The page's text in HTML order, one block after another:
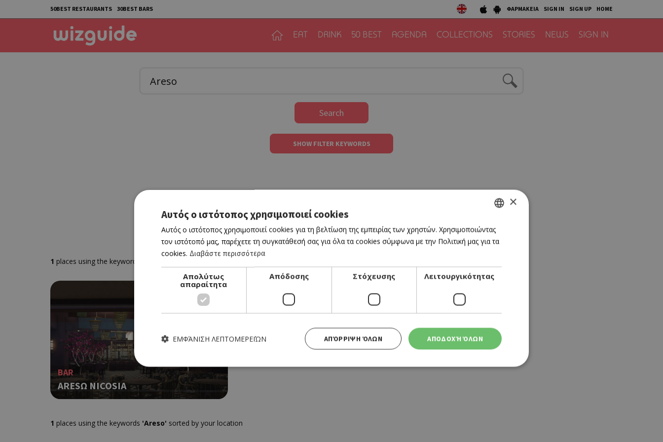
50BEST RESTAURANTS 30BEST BARS ΦΑΡΜΑΚΕΙΑ SIGN IN SIGN UP HOME
EAT DRINK 50 BEST AGENDA COLLECTIONS STORIES NEWS SIGN IN
Search
SHOW FILTER KEYWORDS
1 places using the keywords
BAR
ARESΩ NICOSIA
1 places using the keywords 'Areso' sorted by your location
GREEK
ENGLISH
×
Αυτός ο ιστότοπος χρησιμοποιεί cookies
Αυτός ο ιστότοπος χρησιμοποιεί cookies για τη βελτίωση της εμπειρίας των χρηστών. Χρησιμοποιώντας
τον ιστότοπό μας, παρέχετε τη συγκατάθεσή σας για όλα τα cookies σύμφωνα με την Πολιτική μας για τα
cookies. Διαβάστε περισσότερα
Απολύτως
απαραίτητα
Απόδοσης Στόχευσης Λειτουργικότητας
ΑΠΟΔΟΧΉ ΌΛΩΝ
ΑΠΌΡΡΙΨΗ ΌΛΩΝ
ΕΜΦΆΝΙΣΗ ΛΕΠΤΟΜΕΡΕΙΏΝ
Προμηθευτής